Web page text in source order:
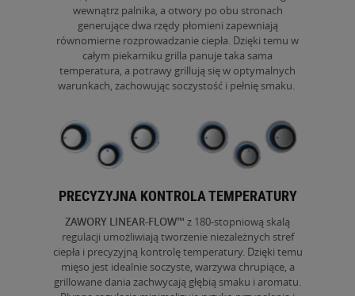
wewnątrz palnika, a otwory po obu stronach
generujące dwa rzędy płomieni zapewniają
równomierne rozprowadzanie ciepła. Dzięki temu w
całym piekarniku grilla panuje taka sama
temperatura, a potrawy grillują się w optymalnych
warunkach, zachowując soczystość i pełnię smaku.
PRECYZYJNA KONTROLA TEMPERATURY
ZAWORY LINEAR-FLOW™ z 180-stopniową skalą
regulacji umożliwiają tworzenie niezależnych stref
ciepła i precyzyjną kontrolę temperatury. Dzięki temu
mięso jest idealnie soczyste, warzywa chrupiące, a
grillowane dania zachwycają głębią smaku i aromatu.